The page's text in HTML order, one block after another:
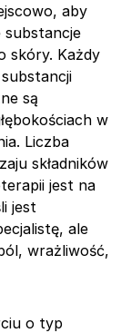
aby
substancje
skóry. Każdy
są
w
Liczba
składników
jest na
jest
ale
wrażliwość,
o typ